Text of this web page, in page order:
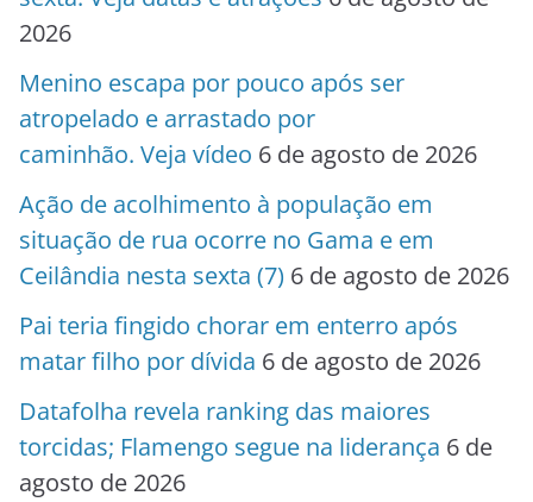
2026
Menino escapa por pouco após ser
atropelado e arrastado por
caminhão. Veja vídeo 6 de agosto de 2026
Ação de acolhimento à população em
situação de rua ocorre no Gama e em
Ceilândia nesta sexta (7) 6 de agosto de 2026
Pai teria fingido chorar em enterro após
matar filho por dívida 6 de agosto de 2026
Datafolha revela ranking das maiores
torcidas; Flamengo segue na liderança 6 de
agosto de 2026